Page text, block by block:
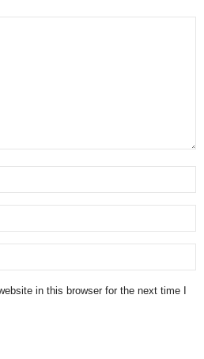
in this browser for the next time I